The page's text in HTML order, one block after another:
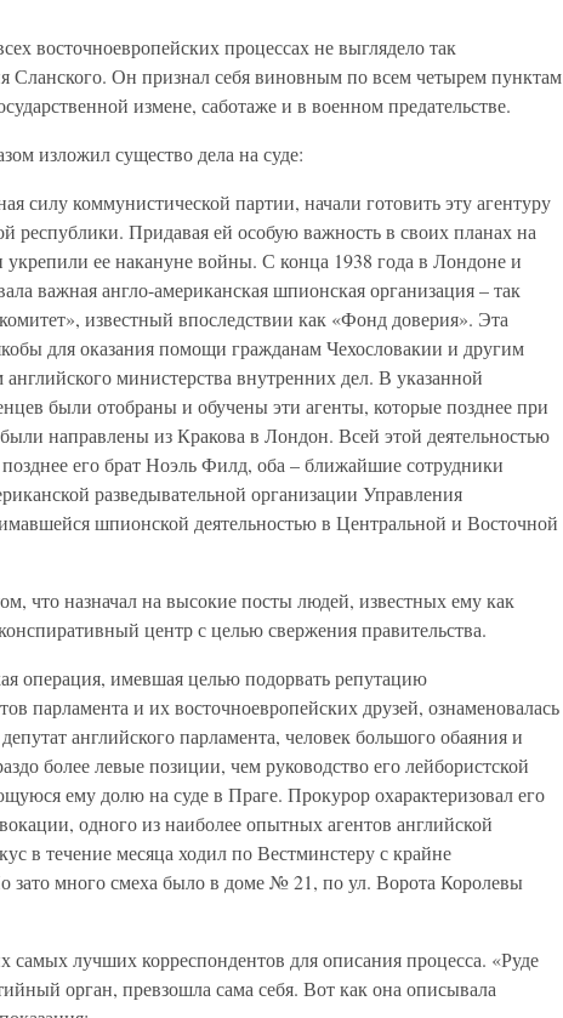
восточноевропейских процессах не выглядело так
Сланского. Он признал себя виновным по всем четырем пунктам
измене, саботаже и в военном предательстве.
изложил существо дела на суде:
силу коммунистической партии, начали готовить эту агентуру
республики. Придавая ей особую важность в своих планах на
ее накануне войны. С конца 1938 года в Лондоне и
важная англо-американская шпионская организация – так
известный впоследствии как «Фонд доверия». Эта
для оказания помощи гражданам Чехословакии и другим
министерства внутренних дел. В указанной
были отобраны и обучены эти агенты, которые позднее при
направлены из Кракова в Лондон. Всей этой деятельностью
его брат Ноэль Филд, оба – ближайшие сотрудники
разведывательной организации Управления
шпионской деятельностью в Центральной и Восточной
что назначал на высокие посты людей, известных ему как
центр с целью свержения правительства.
операция, имевшая целью подорвать репутацию
парламента и их восточноевропейских друзей, ознаменовалась
английского парламента, человек большого обаяния и
более левые позиции, чем руководство его лейбористской
ему долю на суде в Праге. Прокурор охарактеризовал его
одного из наиболее опытных агентов английской
в течение месяца ходил по Вестминстеру с крайне
зато много смеха было в доме № 21, по ул. Ворота Королевы
самых лучших корреспондентов для описания процесса. «Руде
орган, превзошла сама себя. Вот как она описывала